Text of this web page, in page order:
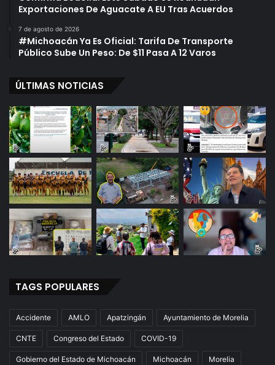
Exportaciones De Aguacate A EU Tras Acuerdos
7 de agosto de 2026
#Michoacán Ya Es Oficial: Tarifa De Transporte
Público Sube Un Peso: De $11 Pasa A 12 Varos
ÚLTIMAS NOTICIAS
TAGS POPULARES
Accidente AMLO Apatzingán Ayuntamiento de Morelia
CNTE Congreso del Estado COVID-19
Gobierno del Estado de Michoacán Michoacán Morelia